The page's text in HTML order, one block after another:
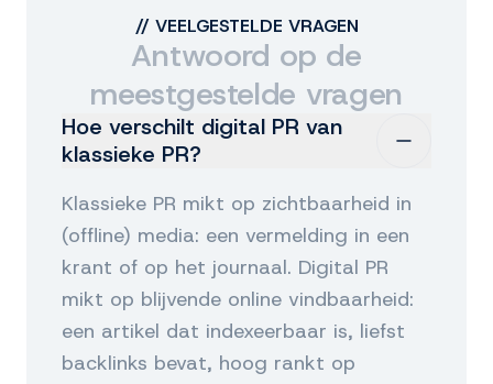
Middels een achtergrondartikel op een
autoritair zakelijk medium, twee
expertbijdragen op vakplatforms, een
uitgebreid profiel op een internationale
autoriteitsbron, en een geactualiseerde
biografie op het eigen domein. Resultaat: de
relevante zoekresultaten, en in ChatGPT-
antwoorden domineren nu de nieuwe
bronnen.
// VEELGESTELDE VRAGEN
Antwoord op de
meestgestelde vragen
Hoe verschilt digital PR van
klassieke PR?
Klassieke PR mikt op zichtbaarheid in
(offline) media: een vermelding in een
krant of op het journaal. Digital PR
mikt op blijvende online vindbaarheid:
een artikel dat indexeerbaar is, liefst
backlinks bevat, hoog rankt op